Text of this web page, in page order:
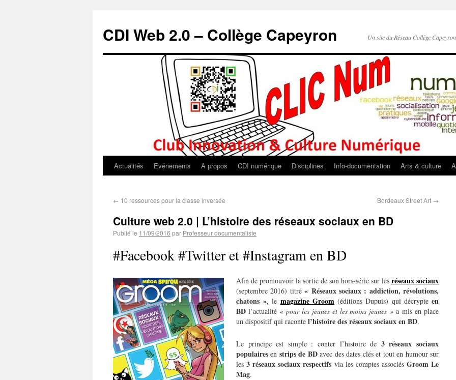
CDI Web 2.0 – Collège Capeyron Un site du Réseau Collège
Actualités Evénements A propos CDI numérique Disciplines Info-documentation Arts & culture
← 10 ressources pour la classe inversée Bordeaux Street Art →
Culture web 2.0 | L’histoire des réseaux sociaux en BD
Publié le 11/09/2016 par Professeur documentaliste
#Facebook #Twitter et #Instagram en BD
Afin de promouvoir la sortie de son hors-série sur les réseaux sociaux
(septembre 2016) titré« Réseaux sociaux : addiction, révolutions,
chatons », le magazine Groom(éditions Dupuis) qui décrypteen
BD l’actualité « pour les jeunes et les moins jeunes » a mis en place
un dispositif qui raconte l’histoire des réseaux sociaux en BD.
Le principe est simple : conter l’histoire de 3 réseaux sociaux
populaires en strips de BDavec des dates clés et tout en humour sur
les3 réseaux sociaux respectifs via les comptes associés Groom Le
Mag.